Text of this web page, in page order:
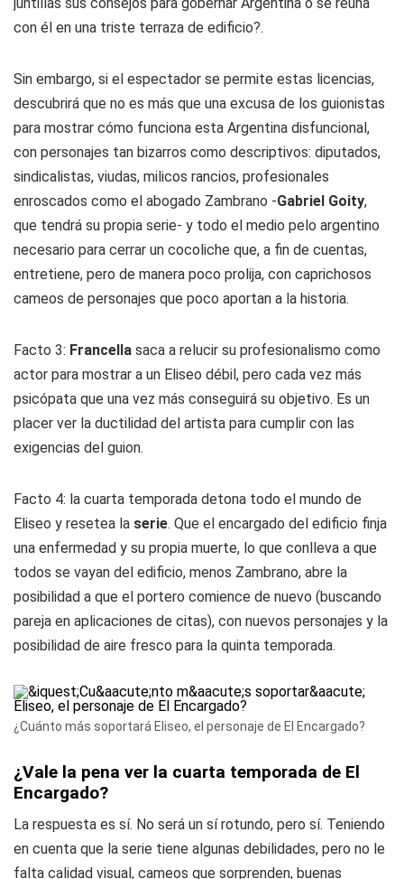
con él en una triste terraza de edificio?.
Sin embargo, si el espectador se permite estas licencias,
descubrirá que no es más que una excusa de los guionistas
para mostrar cómo funciona esta Argentina disfuncional,
con personajes tan bizarros como descriptivos: diputados,
sindicalistas, viudas, milicos rancios, profesionales
enroscados como el abogado Zambrano -Gabriel Goity,
que tendrá su propia serie- y todo el medio pelo argentino
necesario para cerrar un cocoliche que, a fin de cuentas,
entretiene, pero de manera poco prolija, con caprichosos
cameos de personajes que poco aportan a la historia.
Facto 3: Francella saca a relucir su profesionalismo como
actor para mostrar a un Eliseo débil, pero cada vez más
psicópata que una vez más conseguirá su objetivo. Es un
placer ver la ductilidad del artista para cumplir con las
exigencias del guion.
Facto 4: la cuarta temporada detona todo el mundo de
Eliseo y resetea la serie. Que el encargado del edificio finja
una enfermedad y su propia muerte, lo que conlleva a que
todos se vayan del edificio, menos Zambrano, abre la
posibilidad a que el portero comience de nuevo (buscando
pareja en aplicaciones de citas), con nuevos personajes y la
posibilidad de aire fresco para la quinta temporada.
¿Cuánto más soportará Eliseo, el personaje de El Encargado?
¿Vale la pena ver la cuarta temporada de El
Encargado?
La respuesta es sí. No será un sí rotundo, pero sí. Teniendo
en cuenta que la serie tiene algunas debilidades, pero no le
falta calidad visual, cameos que sorprenden, buenas